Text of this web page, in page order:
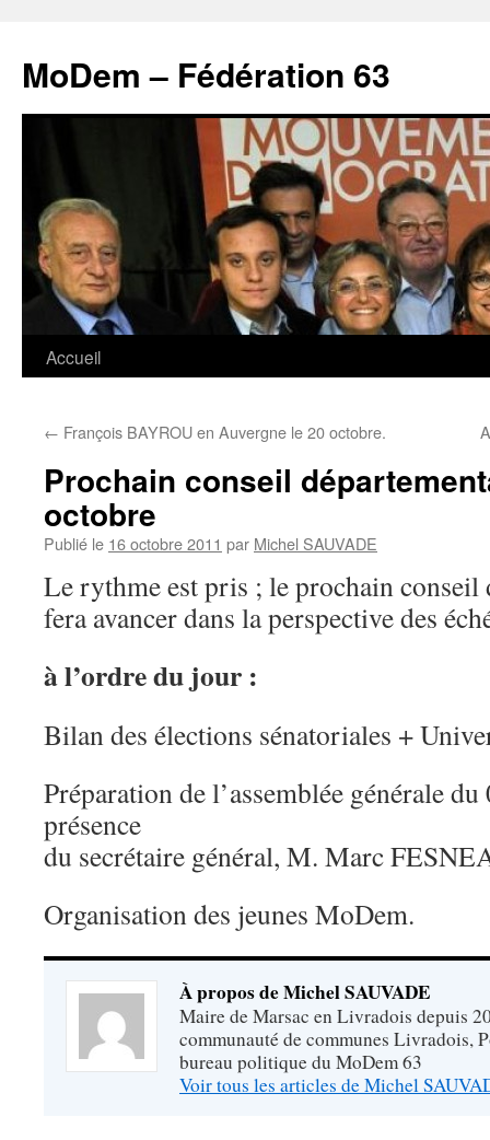
MoDem – Fédération 63
Aller
contenu
Accueil
← François BAYROU en Auvergne le 20 octobre.
Prochain conseil
octobre
Publié le 16 octobre 2011 par Michel SAUVADE
Le rythme est pris ; le prochain conseil
fera avancer dans la perspective des
à l’ordre du jour :
Bilan des élections sénatoriales +
Préparation de l’assemblée générale
présence
du secrétaire général, M. Marc
Organisation des jeunes MoDem.
À propos de Michel SAUVADE
Maire de Marsac en Livradois depuis
communauté de communes Livradois,
bureau politique du MoDem 63
Voir tous les articles de Michel